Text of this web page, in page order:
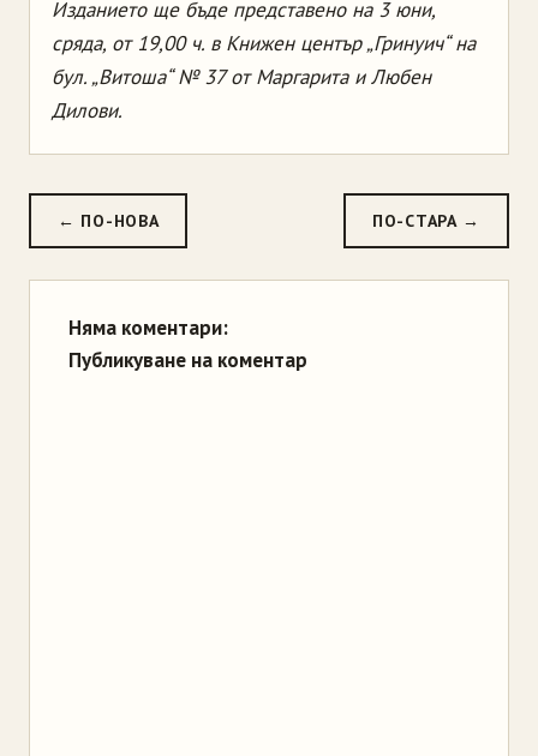
Изданието ще бъде представено на 3 юни,
сряда, от 19,00 ч. в Книжен център „Гринуич“ на
бул. „Витоша“ № 37 от Маргарита и Любен
Дилови.
← ПО-НОВА ПО-СТАРА →
Няма коментари:
Публикуване на коментар